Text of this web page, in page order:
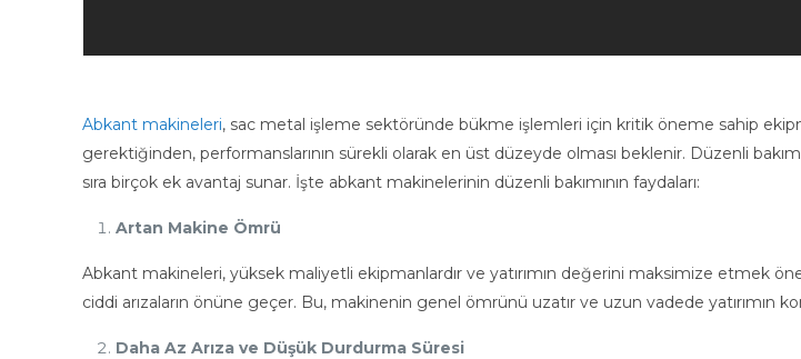
Abkant makineleri, sac metal işleme sektöründe bükme işlemleri için kritik öneme sahip
gerektiğinden, performanslarının sürekli olarak en üst düzeyde olması beklenir. Düzenli
sıra birçok ek avantaj sunar. İşte abkant makinelerinin düzenli bakımının faydaları:
Artan Makine Ömrü
Abkant makineleri, yüksek maliyetli ekipmanlardır ve yatırımın değerini maksimize etmek
ciddi arızaların önüne geçer. Bu, makinenin genel ömrünü uzatır ve uzun vadede yatırımın
Daha Az Arıza ve Düşük Durdurma Süresi
detaylarıyla inceleyin.